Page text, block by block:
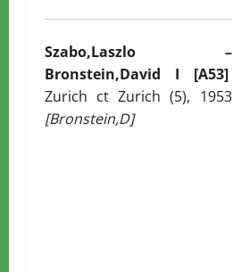
Szabo,Laszlo –
Bronstein,David I [A53]
Zurich ct Zurich (5), 1953
[Bronstein,D]